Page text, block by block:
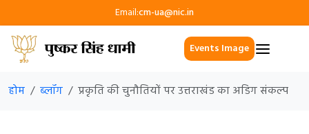
Email:cm-ua@nic.in
Events Image
होम ब्लॉग प्रकृति की चुनौतियों पर उत्तराखंड का अडिग संकल्प